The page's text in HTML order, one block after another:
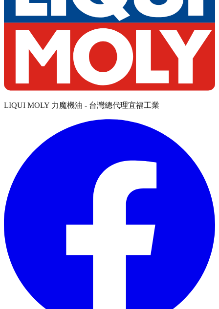
LIQUI MOLY 力魔機油 - 台灣總代理宜福工業